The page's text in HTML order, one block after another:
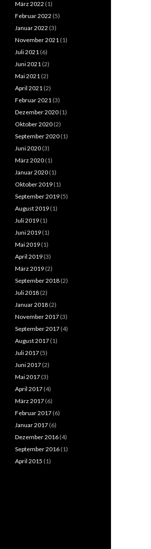
März 2022 (1)
Februar 2022 (5)
Januar 2022 (3)
November 2021 (1)
Juli 2021 (6)
Juni 2021 (2)
Mai 2021 (2)
April 2021 (2)
Februar 2021 (3)
Dezember 2020 (1)
Oktober 2020 (2)
September 2020 (1)
Juni 2020 (3)
März 2020 (1)
Januar 2020 (1)
Oktober 2019 (1)
September 2019 (5)
August 2019 (1)
Juli 2019 (1)
Juni 2019 (1)
Mai 2019 (1)
April 2019 (3)
März 2019 (2)
September 2018 (2)
Juli 2018 (2)
Januar 2018 (2)
November 2017 (3)
September 2017 (4)
August 2017 (1)
Juli 2017 (5)
Juni 2017 (2)
Mai 2017 (3)
April 2017 (4)
März 2017 (6)
Februar 2017 (6)
Januar 2017 (6)
Dezember 2016 (4)
September 2016 (1)
April 2015 (1)